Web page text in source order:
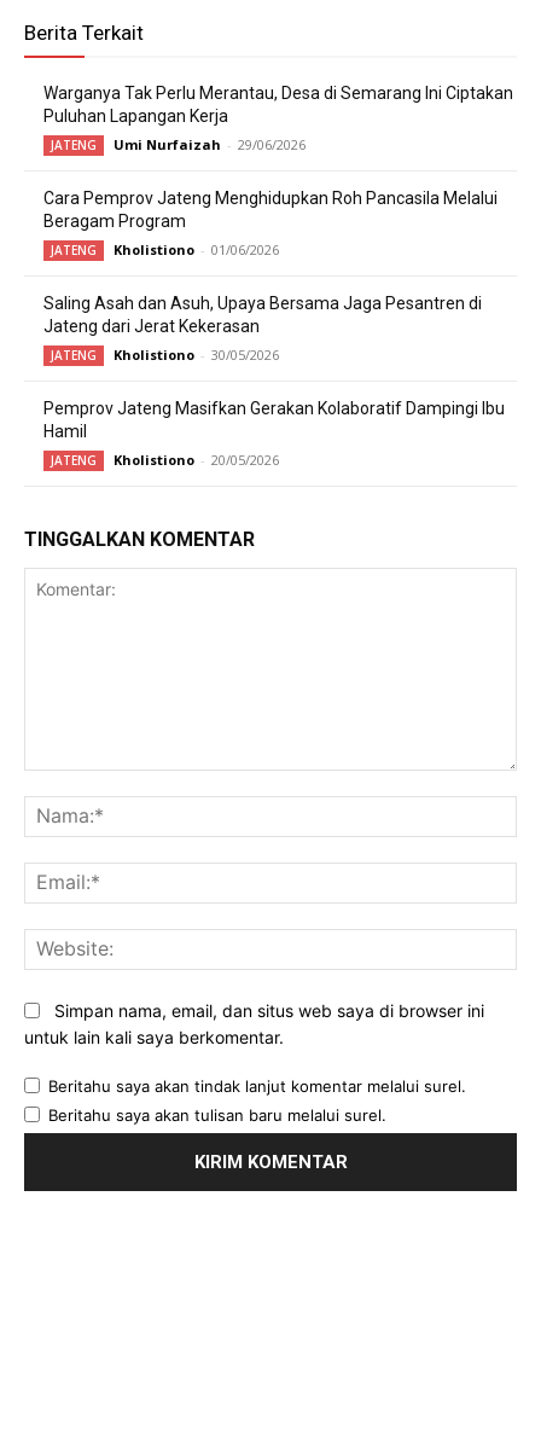
Berita Terkait
Warganya Tak Perlu Merantau, Desa di Semarang Ini Ciptakan
Puluhan Lapangan Kerja
JATENG Umi Nurfaizah - 29/06/2026
Cara Pemprov Jateng Menghidupkan Roh Pancasila Melalui
Beragam Program
JATENG Kholistiono - 01/06/2026
Saling Asah dan Asuh, Upaya Bersama Jaga Pesantren di
Jateng dari Jerat Kekerasan
JATENG Kholistiono - 30/05/2026
Pemprov Jateng Masifkan Gerakan Kolaboratif Dampingi Ibu
Hamil
JATENG Kholistiono - 20/05/2026
TINGGALKAN KOMENTAR
Simpan nama, email, dan situs web saya di browser ini
untuk lain kali saya berkomentar.
Beritahu saya akan tindak lanjut komentar melalui surel.
Beritahu saya akan tulisan baru melalui surel.